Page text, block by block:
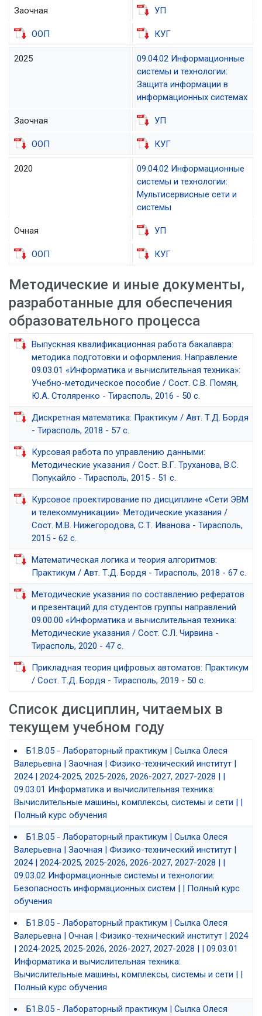
Заочная УП
ООП КУГ
2025
09.04.02 Информационные
системы и технологии:
Защита информации в
информационных системах
Заочная УП
ООП КУГ
2020
09.04.02 Информационные
системы и технологии:
Мультисервисные сети и
системы
Очная УП
ООП КУГ
Методические и иные документы,
разработанные для обеспечения
образовательного процесса
Выпускная квалификационная работа бакалавра:
методика подготовки и оформления. Направление
09.03.01 «Информатика и вычислительная техника»:
Учебно-методическое пособие / Сост. С.В. Помян,
Ю.А. Столяренко - Тирасполь, 2016 - 50 с.
Дискретная математика: Практикум / Авт. Т.Д. Бордя
- Тирасполь, 2018 - 57 с.
Курсовая работа по управлению данными:
Методические указания / Сост. В.Г. Труханова, В.С.
Попукайло - Тирасполь, 2015 - 51 с.
Курсовое проектирование по дисциплине «Сети ЭВМ
и телекоммуникации»: Методические указания /
Сост. М.В. Нижегородова, С.Т. Иванова - Тирасполь,
2015 - 62 с.
Математическая логика и теория алгоритмов:
Практикум / Авт. Т.Д. Бордя - Тирасполь, 2018 - 67 с.
Методические указания по составлению рефератов
и презентаций для студентов группы направлений
09.00.00 «Информатика и вычислительная техника:
Методические указания / Сост. С.Л. Чирвина -
Тирасполь, 2020 - 47 с.
Прикладная теория цифровых автоматов: Практикум
/ Сост. Т.Д. Бордя - Тирасполь, 2019 - 50 с.
Список дисциплин, читаемых в
текущем учебном году
Б1.В.05 - Лабораторный практикум | Сылка Олеся
Валерьевна | Заочная | Физико-технический институт |
2024 | 2024-2025, 2025-2026, 2026-2027, 2027-2028 | |
09.03.01 Информатика и вычислительная техника:
Вычислительные машины, комплексы, системы и сети | |
Полный курс обучения
Б1.В.05 - Лабораторный практикум | Сылка Олеся
Валерьевна | Заочная | Физико-технический институт |
2024 | 2024-2025, 2025-2026, 2026-2027, 2027-2028 | |
09.03.02 Информационные системы и технологии:
Безопасность информационных систем | | Полный курс
обучения
Б1.В.05 - Лабораторный практикум | Сылка Олеся
Валерьевна | Очная | Физико-технический институт | 2024
| 2024-2025, 2025-2026, 2026-2027, 2027-2028 | | 09.03.01
Информатика и вычислительная техника:
Вычислительные машины, комплексы, системы и сети | |
Полный курс обучения
Б1.В.05 - Лабораторный практикум | Сылка Олеся